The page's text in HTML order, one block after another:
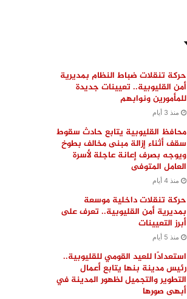
حركة تنقلات ضباط النظام بمديرية
أمن القليوبية.. تعيينات جديدة
للمأمورين ونوابهم
منذ 3 أيام
محافظ القليوبية يتابع حادث سقوط
سقف أثناء إزالة مبنى مخالف بطوخ
ويوجه بصرف إعانة عاجلة لأسرة
العامل المتوفى
منذ 4 أيام
حركة تنقلات داخلية موسعة
بمديرية أمن القليوبية.. تعرف على
أبرز التعيينات
منذ 5 أيام
استعدادًا للعيد القومي للقليوبية..
رئيس مدينة بنها يتابع أعمال
التطوير والتجميل لظهور المدينة في
أبهى صورها